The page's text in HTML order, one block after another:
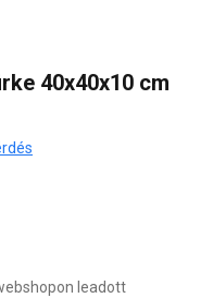
40x40x10 cm
leadott